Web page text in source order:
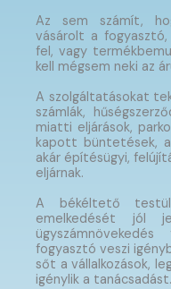
Az sem számít,
vásárolt a
fel, vagy
kell mégsem neki az
A szolgáltatásokat
számlák,
miatti eljárások,
kapott büntetések,
akár építésügyi,
eljárnak.
A békéltető
emelkedését jól
fogyasztó veszi
sőt a vállalkozások,
igénylik a tanácsadást.